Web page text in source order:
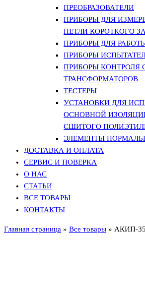
ПРЕОБРАЗОВАТЕЛИ
ПРИБОРЫ ДЛЯ
ПЕТЛИ КОРОТКОГО
ПРИБОРЫ ДЛЯ
ПРИБОРЫ
ПРИБОРЫ КОНТРОЛЯ
ТРАНСФОРМАТОРОВ
ТЕСТЕРЫ
УСТАНОВКИ ДЛЯ
ОСНОВНОЙ
СШИТОГО
ЭЛЕМЕНТЫ
ДОСТАВКА И ОПЛАТА
СЕРВИС И ПОВЕРКА
О НАС
СТАТЬИ
ВСЕ ТОВАРЫ
КОНТАКТЫ
Главная страница » Все товары » АКИП-